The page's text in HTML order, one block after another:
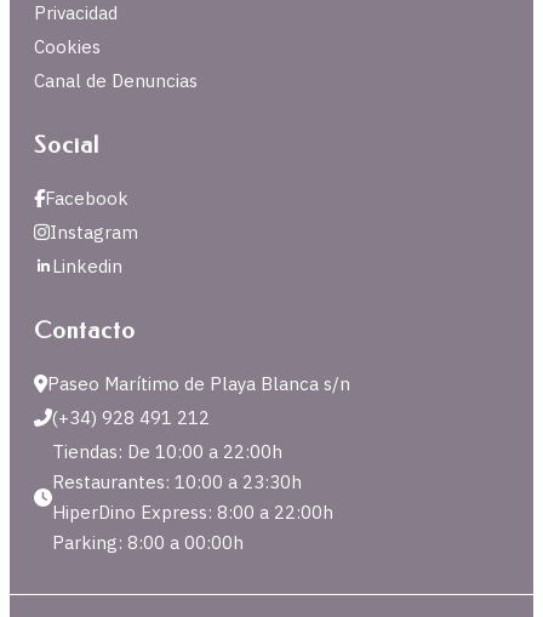
Privacidad
Cookies
Canal de Denuncias
Social
Facebook
Instagram
Linkedin
Contacto
Paseo Marítimo de Playa Blanca s/n
(+34) 928 491 212
Tiendas: De 10:00 a 22:00h
Restaurantes: 10:00 a 23:30h
HiperDino Express: 8:00 a 22:00h
Parking: 8:00 a 00:00h